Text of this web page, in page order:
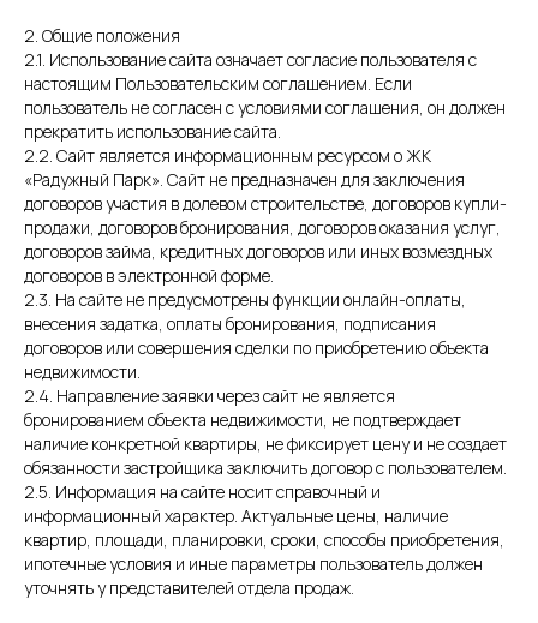
2. Общие положения
2.1. Использование сайта означает согласие пользователя с
настоящим Пользовательским соглашением. Если
пользователь не согласен с условиями соглашения, он должен
прекратить использование сайта.
2.2. Сайт является информационным ресурсом о ЖК
«Радужный Парк». Сайт не предназначен для заключения
договоров участия в долевом строительстве, договоров купли-
продажи, договоров бронирования, договоров оказания услуг,
договоров займа, кредитных договоров или иных возмездных
договоров в электронной форме.
2.3. На сайте не предусмотрены функции онлайн-оплаты,
внесения задатка, оплаты бронирования, подписания
договоров или совершения сделки по приобретению объекта
недвижимости.
2.4. Направление заявки через сайт не является
бронированием объекта недвижимости, не подтверждает
наличие конкретной квартиры, не фиксирует цену и не создает
обязанности застройщика заключить договор с пользователем.
2.5. Информация на сайте носит справочный и
информационный характер. Актуальные цены, наличие
квартир, площади, планировки, сроки, способы приобретения,
ипотечные условия и иные параметры пользователь должен
уточнять у представителей отдела продаж.